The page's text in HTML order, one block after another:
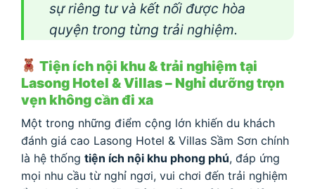
sự riêng tư và kết nối được hòa
quyện trong từng trải nghiệm.
Tiện ích nội khu & trải nghiệm tại
Lasong Hotel & Villas – Nghỉ dưỡng trọn
vẹn không cần đi xa
Một trong những điểm cộng lớn khiến du khách
đánh giá cao Lasong Hotel & Villas Sầm Sơn chính
là hệ thống tiện ích nội khu phong phú, đáp ứng
mọi nhu cầu từ nghỉ ngơi, vui chơi đến trải nghiệm